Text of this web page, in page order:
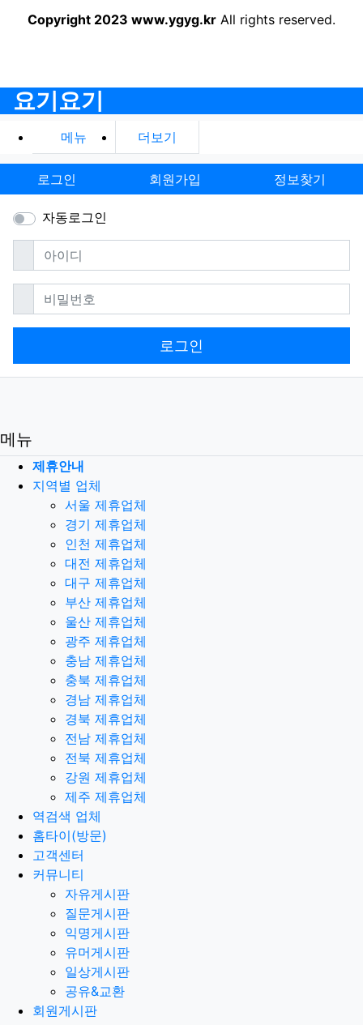
Copyright 2023 www.ygyg.kr All rights reserved.
요기요기
메뉴 더보기
로그인 회원가입 정보찾기
자동로그인
아이디필수
비밀번호필수
로그인
메뉴
제휴안내
지역별 업체
서울 제휴업체
경기 제휴업체
인천 제휴업체
대전 제휴업체
대구 제휴업체
부산 제휴업체
울산 제휴업체
광주 제휴업체
충남 제휴업체
충북 제휴업체
경남 제휴업체
경북 제휴업체
전남 제휴업체
전북 제휴업체
강원 제휴업체
제주 제휴업체
역검색 업체
홈타이(방문)
고객센터
커뮤니티
자유게시판
질문게시판
익명게시판
유머게시판
일상게시판
공유&교환
회원게시판